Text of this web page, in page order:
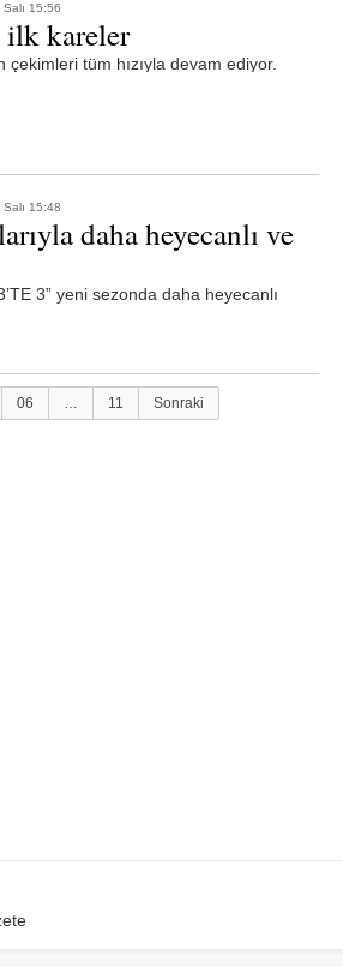
15:56
ilk kareler
çekimleri tüm hızıyla devam ediyor.
15:48
daha heyecanlı ve
3” yeni sezonda daha heyecanlı
06 … 11 Sonraki